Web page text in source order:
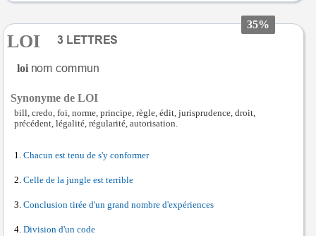
35%
LOI
loi
Synonyme de LOI
bill, credo, foi, norme, principe, règle, édit, jurisprudence, droit,
précédent, légalité, régularité, autorisation.
Chacun est tenu de s'y conformer
Celle de la jungle est terrible
Conclusion tirée d'un grand nombre d'expériences
Division d'un code